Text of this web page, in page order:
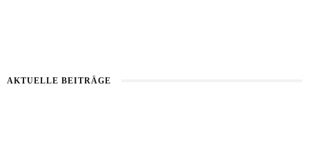
AKTUELLE BEITRÄGE